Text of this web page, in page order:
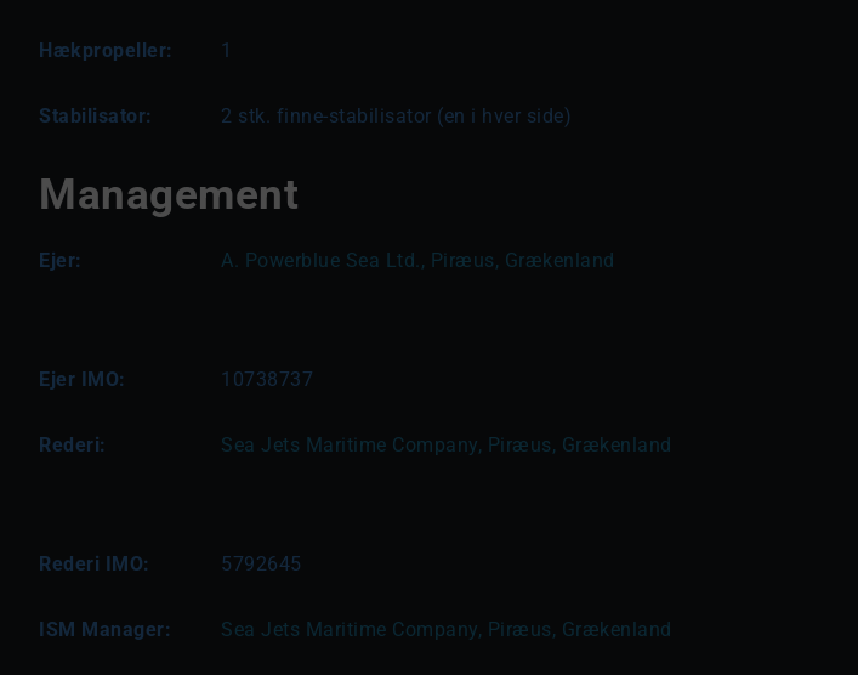
Hækpropeller: 1
Stabilisator: 2 stk. finne-stabilisator (en i hver side)
Management
Ejer: A. Powerblue Sea Ltd., Piræus, Grækenland
Ejer IMO: 10738737
Rederi: Sea Jets Maritime Company, Piræus, Grækenland
Rederi IMO: 5792645
ISM Manager: Sea Jets Maritime Company, Piræus, Grækenland